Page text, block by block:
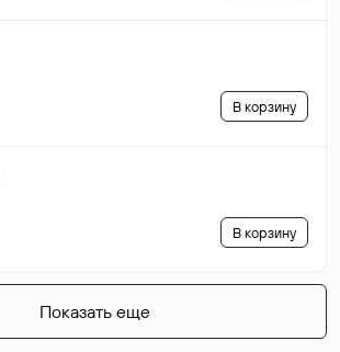
В корзину
В корзину
Показать еще